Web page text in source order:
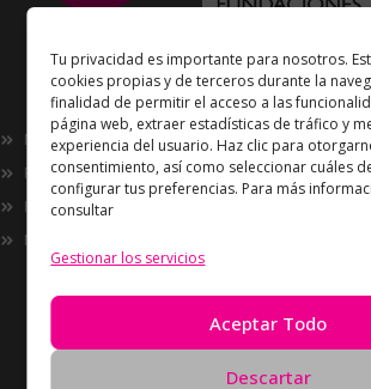
Tu privacidad es importante para nosotros.
cookies propias y de terceros durante la
finalidad de permitir el acceso a las
página web, extraer estadísticas de tráfico y
experiencia del usuario. Haz clic para
consentimiento, así como seleccionar cuáles
configurar tus preferencias. Para más
consultar
Gestionar los servicios
Aceptar Todo
Descartar
Enlaces de interés
Nosotros
Proyectos
Innovación
Now
Unidos en Red
de laAsociación Española de
Política de Privacidad
Política de cookies
Solicitud de Eliminación de